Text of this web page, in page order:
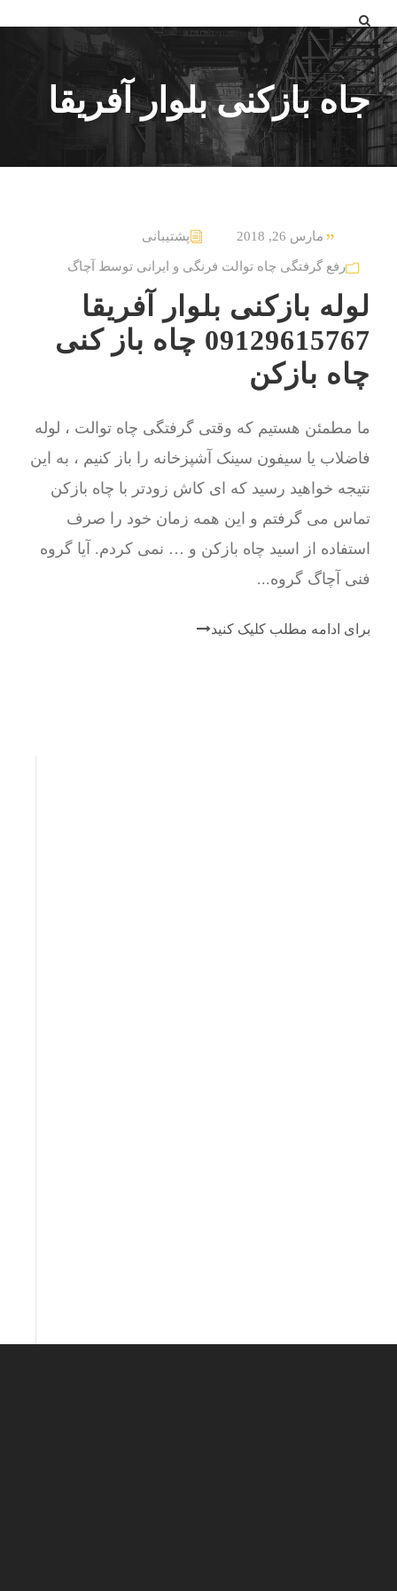
جاه بازکنی بلوار آفریقا
مارس 26, 2018 پشتیبانی
رفع گرفتگی چاه توالت فرنگی و ایرانی توسط آچاگ
لوله بازکنی بلوار آفریقا
09129615767 چاه باز کنی
چاه بازکن
ما مطمئن هستیم که وقتی گرفتگی چاه توالت ، لوله
فاضلاب یا سیفون سینک آشپزخانه را باز کنیم ، به این
نتیجه خواهید رسید که ای کاش زودتر با چاه بازکن
تماس می گرفتم و این همه زمان خود را صرف
استفاده از اسید چاه بازکن و … نمی کردم. آیا گروه
فنی آچاگ گروه...
برای ادامه مطلب کلیک کنید